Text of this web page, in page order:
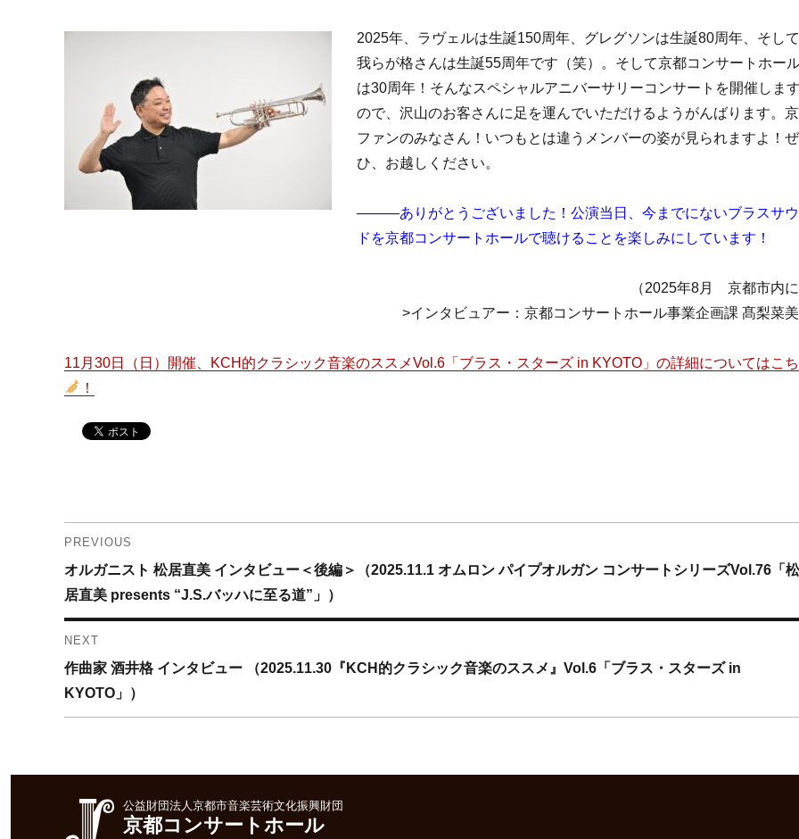
2025年、ラヴェルは生誕150周年、グレグソンは生誕80周年、そして
我らが格さんは生誕55周年です（笑）。そして京都コンサートホー
は30周年！そんなスペシャルアニバーサリーコンサートを開催します
ので、沢山のお客さんに足を運んでいただけるようがんばります。
ファンのみなさん！いつもとは違うメンバーの姿が見られますよ！ぜ
ひ、お越しください。
―――ありがとうございました！公演当日、今までにないブラスサ
ドを京都コンサートホールで聴けることを楽しみにしています！
（2025年8月 京都市内に
>インタビュアー：京都コンサートホール事業企画課 髙梨菜美
11月30日（日）開催、KCH的クラシック音楽のススメVol.6「ブラス・スターズ in KYOTO」の詳細についてはこ
！
投
稿
ナ
ビ
ゲ
ョ
PREVIOUS
Previous
post:
オルガニスト 松居直美 インタビュー＜後編＞（2025.11.1 オムロン パイプオルガン コンサートシリーズVol.76「松
居直美 presents “J.S.バッハに至る道”」）
NEXT
Next
post:
作曲家 酒井格 インタビュー （2025.11.30『KCH的クラシック音楽のススメ』Vol.6「ブラス・スターズ in
KYOTO」）
公益財団法人京都市音楽芸術文化振興財団
京都コンサートホール